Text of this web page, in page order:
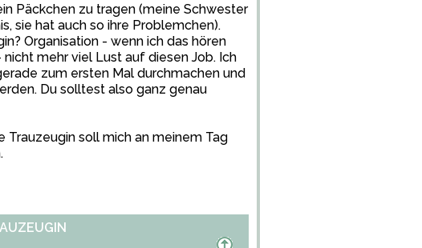
Päckchen zu tragen (meine Schwester
sie hat auch so ihre Problemchen).
Organisation - wenn ich das hören
mehr viel Lust auf diesen Job. Ich
zum ersten Mal durchmachen und
Du solltest also ganz genau
Trauzeugin soll mich an meinem Tag